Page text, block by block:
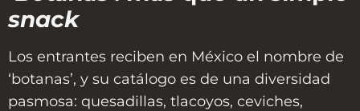
snack
Los entrantes reciben en México el nombre de
‘botanas’, y su catálogo es de una diversidad
pasmosa: quesadillas, tlacoyos, ceviches,